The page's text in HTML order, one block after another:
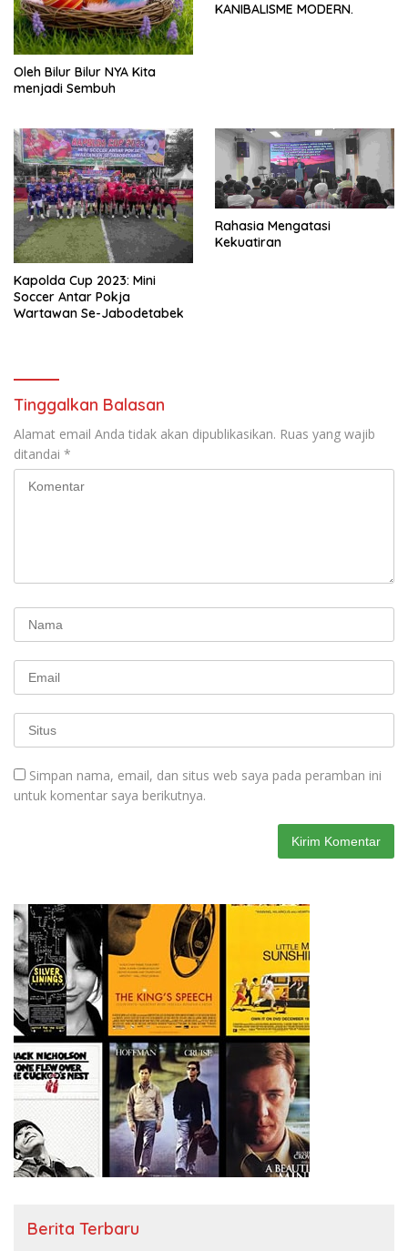
Oleh Bilur Bilur NYA Kita
menjadi Sembuh
KANIBALISME MODERN.
Kapolda Cup 2023: Mini
Soccer Antar Pokja
Wartawan Se-Jabodetabek
Rahasia Mengatasi
Kekuatiran
Tinggalkan Balasan
Alamat email Anda tidak akan dipublikasikan. Ruas yang wajib
ditandai *
Simpan nama, email, dan situs web saya pada peramban ini
untuk komentar saya berikutnya.
Berita Terbaru